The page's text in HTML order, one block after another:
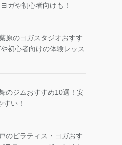
ガや初心者向けも！
原のヨガスタジオおすす
初心者向けの体験レッス
のジムおすすめ10選！安
すい！
のピラティス・ヨガおす